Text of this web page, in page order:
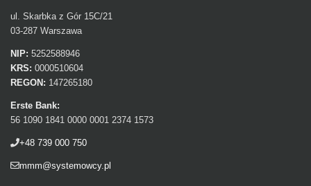
ul. Skarbka z Gór 15C/21
03-287 Warszawa
NIP: 5252588946
KRS: 0000510604
REGON: 147265180
Erste Bank:
56 1090 1841 0000 0001 2374 1573
+48 739 000 750
mmm@systemowcy.pl